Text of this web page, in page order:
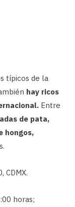
típicos de la
hay ricos
Entre
de pata,
hongos,
CDMX.
horas;